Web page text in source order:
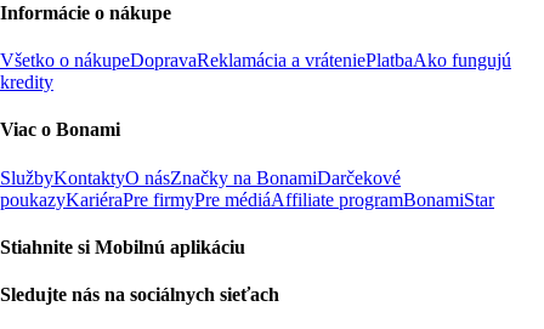
Informácie o nákupe
Všetko o nákupeDopravaReklamácia a vráteniePlatbaAko fungujú
kredity
Viac o Bonami
SlužbyKontaktyO násZnačky na BonamiDarčekové
poukazyKariéraPre firmyPre médiáAffiliate programBonamiStar
Stiahnite si Mobilnú aplikáciu
Sledujte nás na sociálnych sieťach